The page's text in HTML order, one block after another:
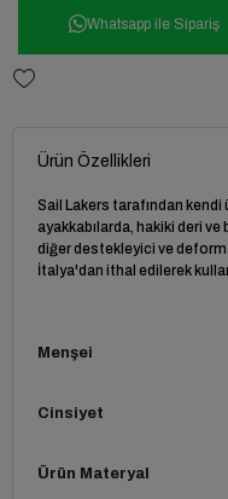
Whatsapp ile Sipariş
Ürün Özellikleri
Sail Lakers tarafından
ayakkabılarda, hakiki deri ve
diğer destekleyici ve
İtalya'dan ithal edilerek
Menşei
Cinsiyet
Ürün Materyal